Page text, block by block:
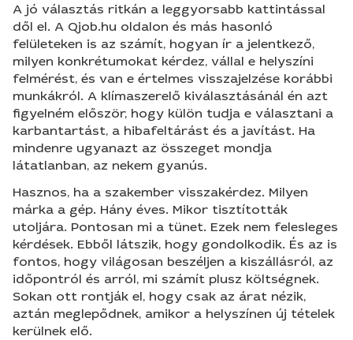
A jó választás ritkán a leggyorsabb kattintással
dől el. A Qjob.hu oldalon és más hasonló
felületeken is az számít, hogyan ír a jelentkező,
milyen konkrétumokat kérdez, vállal e helyszíni
felmérést, és van e értelmes visszajelzése korábbi
munkákról. A klímaszerelő kiválasztásánál én azt
figyelném először, hogy külön tudja e választani a
karbantartást, a hibafeltárást és a javítást. Ha
mindenre ugyanazt az összeget mondja
látatlanban, az nekem gyanús.
Hasznos, ha a szakember visszakérdez. Milyen
márka a gép. Hány éves. Mikor tisztították
utoljára. Pontosan mi a tünet. Ezek nem felesleges
kérdések. Ebből látszik, hogy gondolkodik. És az is
fontos, hogy világosan beszéljen a kiszállásról, az
időpontról és arról, mi számít plusz költségnek.
Sokan ott rontják el, hogy csak az árat nézik,
aztán meglepődnek, amikor a helyszínen új tételek
kerülnek elő.